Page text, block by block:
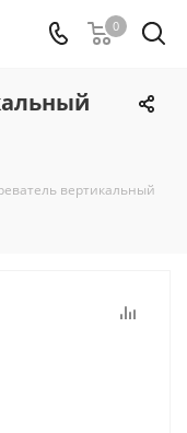
0
вертикальный